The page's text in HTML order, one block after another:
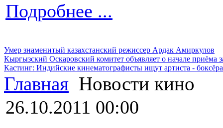
Подробнее ...
Умер знаменитый казахстанский режиссер Ардак Амиркулов
Кыргызский Оскаровский комитет объявляет о начале приёма
Кастинг: Индийские кинематографисты ищут артиста -
Главная Новости кино
26.10.2011 00:00